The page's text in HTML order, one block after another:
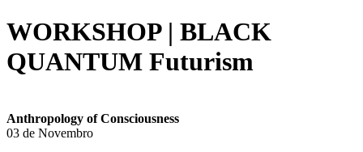
WORKSHOP | BLACK
QUANTUM Futurism
Anthropology of Consciousness
03 de Novembro